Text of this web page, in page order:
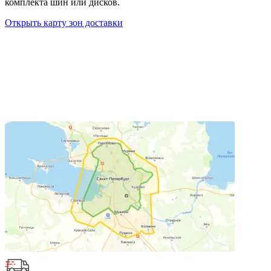
Открыть карту зон доставки